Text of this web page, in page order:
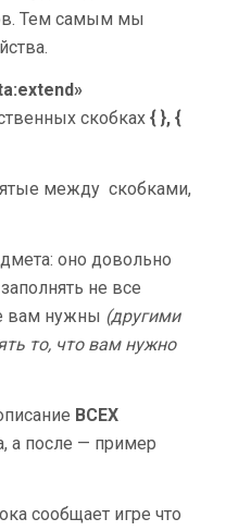
Тем самым мы
скобках { }, {
между скобками,
оно довольно
не все
вам нужны (другими
то, что вам нужно
ВСЕХ
а после — пример
сообщает игре что